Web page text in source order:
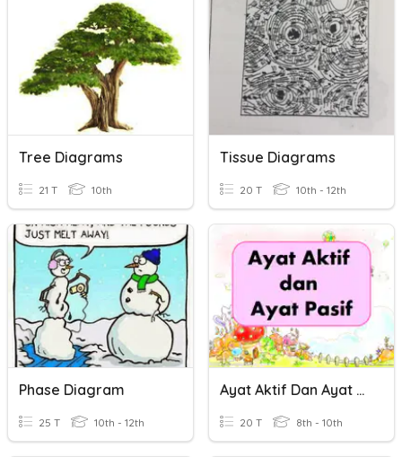
Tree Diagrams
21 T 10th
Tissue Diagrams
20 T 10th - 12th
Phase Diagram
25 T 10th - 12th
Ayat Aktif Dan Ayat Pasif
20 T 8th - 10th